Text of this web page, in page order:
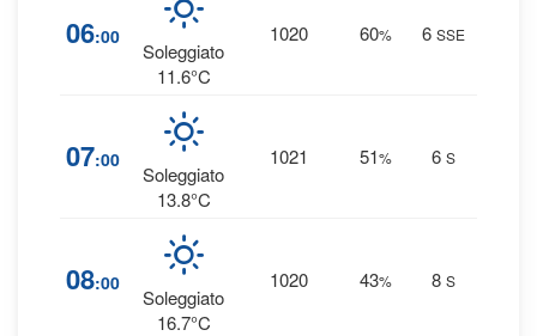
06:00
Soleggiato
11.6°C
1020 60% 6 SSE
07:00
Soleggiato
13.8°C
1021 51% 6 S
08:00
Soleggiato
16.7°C
1020 43% 8 S